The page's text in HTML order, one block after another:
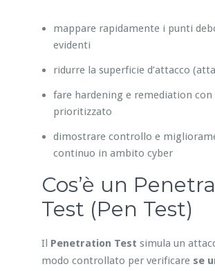
mappare rapidamente i punti
evidenti
ridurre la superficie d’attacco
fare hardening e remediation con
prioritizzato
dimostrare controllo e
continuo in ambito cyber
Cos’è un
Test (Pen Test)
Il Penetration Test simula un
modo controllato per verificare se